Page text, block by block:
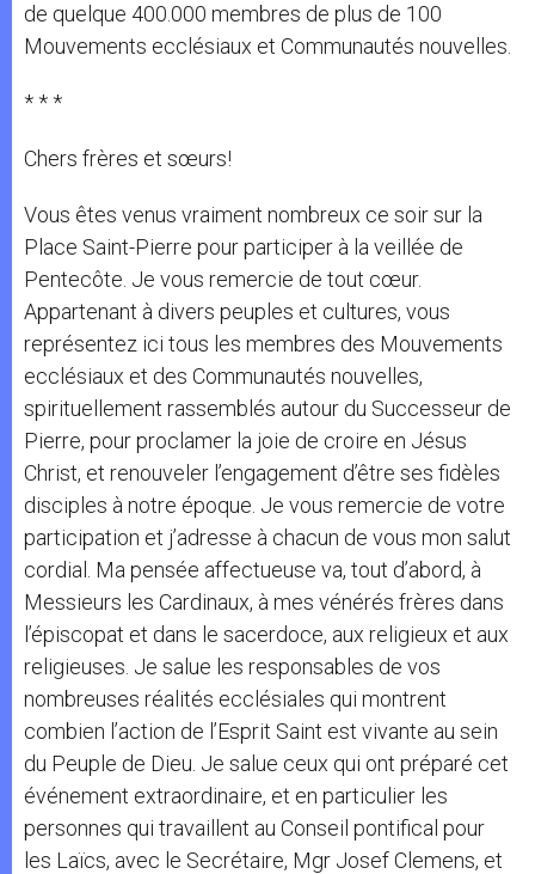
de quelque 400.000 membres de plus de 100
Mouvements ecclésiaux et Communautés nouvelles.
* * *
Chers frères et sœurs!
Vous êtes venus vraiment nombreux ce soir sur la
Place Saint-Pierre pour participer à la veillée de
Pentecôte. Je vous remercie de tout cœur.
Appartenant à divers peuples et cultures, vous
représentez ici tous les membres des Mouvements
ecclésiaux et des Communautés nouvelles,
spirituellement rassemblés autour du Successeur de
Pierre, pour proclamer la joie de croire en Jésus
Christ, et renouveler l’engagement d’être ses fidèles
disciples à notre époque. Je vous remercie de votre
participation et j’adresse à chacun de vous mon salut
cordial. Ma pensée affectueuse va, tout d’abord, à
Messieurs les Cardinaux, à mes vénérés frères dans
l’épiscopat et dans le sacerdoce, aux religieux et aux
religieuses. Je salue les responsables de vos
nombreuses réalités ecclésiales qui montrent
combien l’action de l’Esprit Saint est vivante au sein
du Peuple de Dieu. Je salue ceux qui ont préparé cet
événement extraordinaire, et en particulier les
personnes qui travaillent au Conseil pontifical pour
les Laïcs, avec le Secrétaire, Mgr Josef Clemens, et